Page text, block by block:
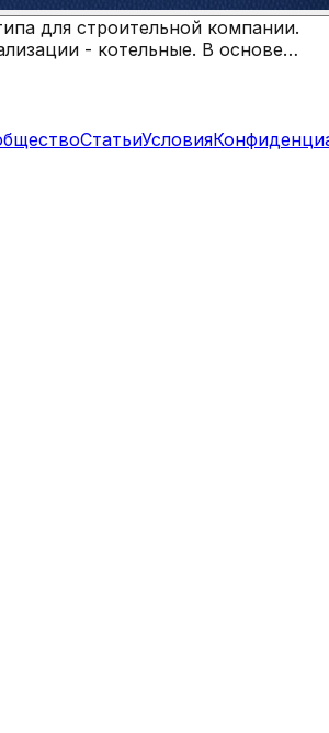
для строительной компании.
- котельные. В основе
ТМ
СтатьиУсловия